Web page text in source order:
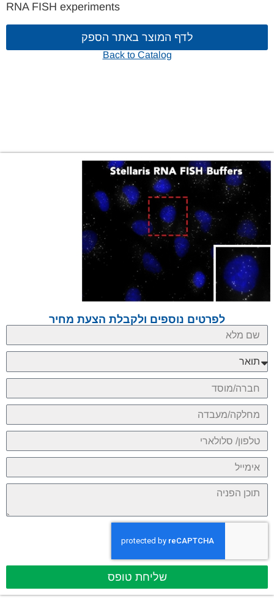
לפרטים נוספים ולקבלת הצעת מחיר
שליחת טופס
RNA FISH experiments
לדף המוצר באתר הספק
Back to Catalog